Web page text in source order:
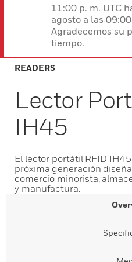
11:00 p. m. UTC
agosto a las
Agradecemos su
tiempo.
READERS
Lector
IH45
El lector portátil RFID
próxima generación
comercio minorista,
y manufactura.